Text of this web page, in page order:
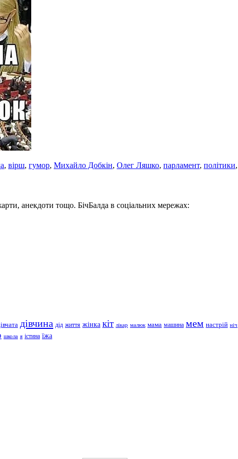
, вірш, гумор, Михайло Добкін, Олег Ляшко, парламент, політики,
анекдоти тощо. БічБалда в соціальних мережах:
дівчина дід життя жінка кіт лікар малюк мама машина мем настрій ніч
школа я істина їжа